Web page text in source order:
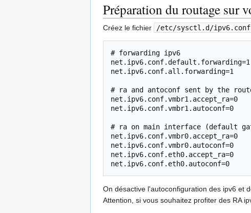
Préparation du routage sur
Créez le fichier /etc/sysctl.d/ipv6.conf
# forwarding ipv6
net.ipv6.conf.default.forwarding=1
net.ipv6.conf.all.forwarding=1
# ra and antoconf sent by the
net.ipv6.conf.vmbr1.accept_ra=0
net.ipv6.conf.vmbr1.autoconf=0
# ra on main interface (default
net.ipv6.conf.vmbr0.accept_ra=0
net.ipv6.conf.vmbr0.autoconf=0
net.ipv6.conf.eth0.accept_ra=0
On désactive l'autoconfiguration des ipv6 et
Attention, si vous souhaitez profiter des RA